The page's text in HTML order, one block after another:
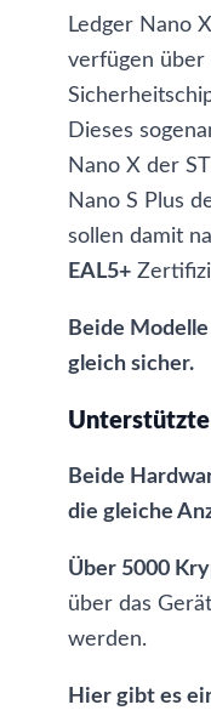
Ledger Nano X
verfügen über
Dieses
Nano X der
Nano S Plus
sollen damit
EAL5+
Beide
gleich sicher.
Beide
die gleiche
Über 5000
über das
werden.
Hier gibt es